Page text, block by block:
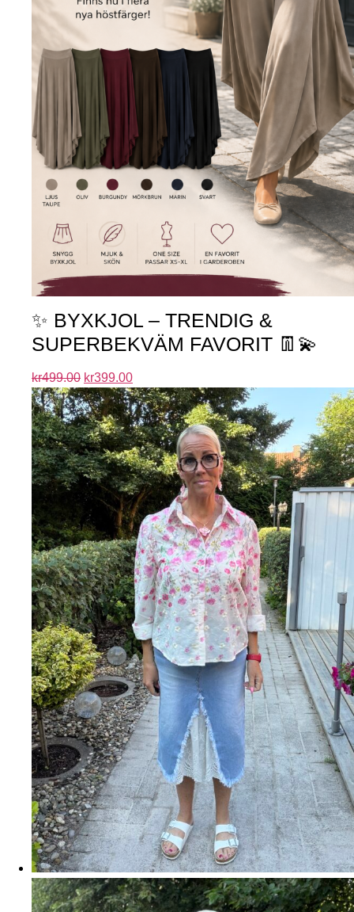
✨ BYXKJOL – TRENDIG &
SUPERBEKVÄM FAVORIT 👖💫
kr499.00 kr399.00